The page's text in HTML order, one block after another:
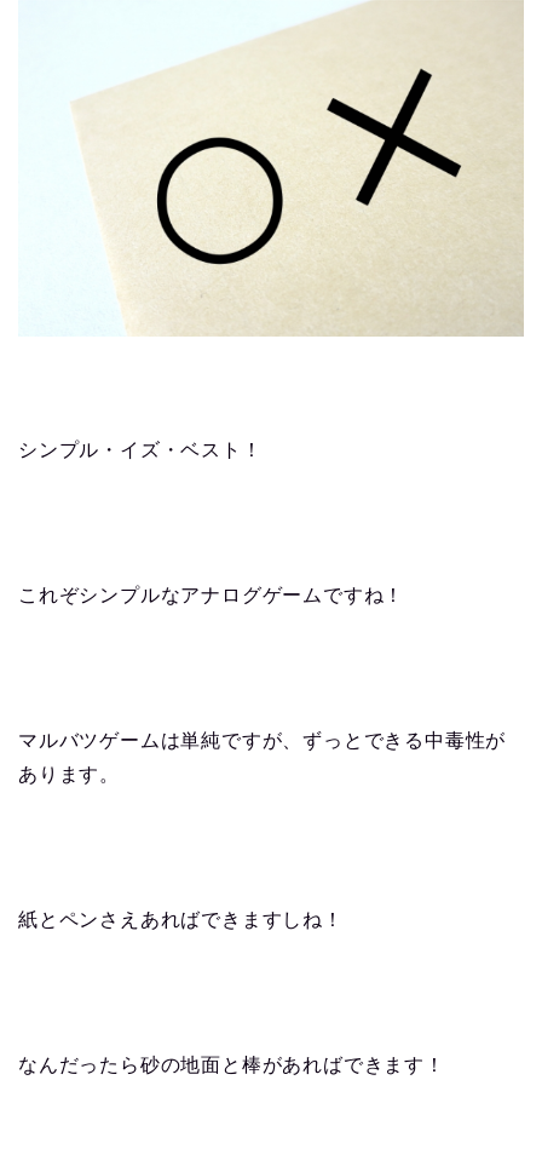
シンプル・イズ・ベスト！
これぞシンプルなアナログゲームですね！
マルバツゲームは単純ですが、ずっとできる中毒性が
あります。
紙とペンさえあればできますしね！
なんだったら砂の地面と棒があればできます！